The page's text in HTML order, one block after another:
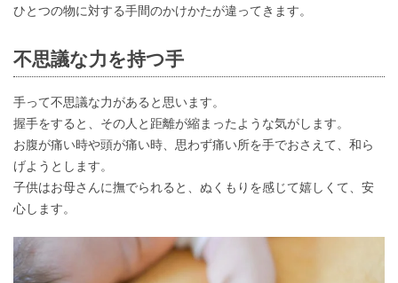
ひとつの物に対する手間のかけかたが違ってきます。
不思議な力を持つ手
手って不思議な力があると思います。
握手をすると、その人と距離が縮まったような気がします。
お腹が痛い時や頭が痛い時、思わず痛い所を手でおさえて、和ら
げようとします。
子供はお母さんに撫でられると、ぬくもりを感じて嬉しくて、安
心します。